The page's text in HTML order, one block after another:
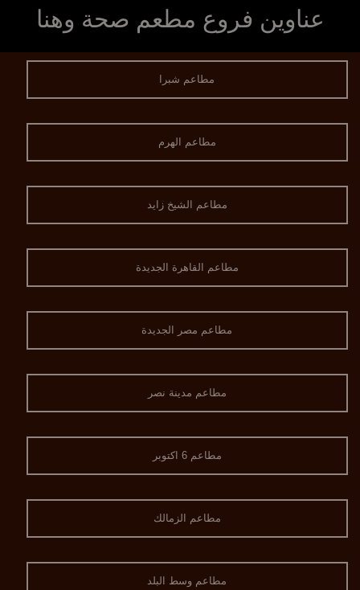
عناوين فروع مطعم صحة وهنا
مطاعم شبرا
مطاعم الهرم
مطاعم الشيخ زايد
مطاعم القاهرة الجديدة
مطاعم مصر الجديدة
مطاعم مدينة نصر
مطاعم 6 اكتوبر
مطاعم الزمالك
مطاعم وسط البلد